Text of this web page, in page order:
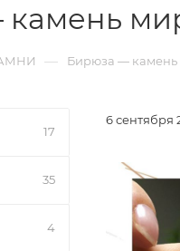
— Бирюза — камень
6 сентября
17
35
4